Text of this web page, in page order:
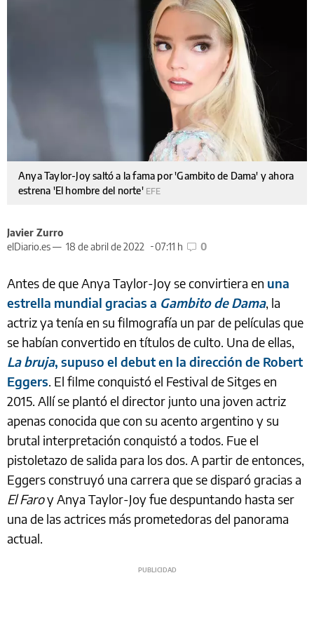
Anya Taylor-Joy saltó a la fama por 'Gambito de Dama' y ahora
estrena 'El hombre del norte' EFE
Javier Zurro
elDiario.es — 18 de abril de 2022 07:11 h 0
Antes de que Anya Taylor-Joy se convirtiera en una
estrella mundial gracias a Gambito de Dama, la
actriz ya tenía en su filmografía un par de películas que
se habían convertido en títulos de culto. Una de ellas,
La bruja, supuso el debut en la dirección de Robert
Eggers. El filme conquistó el Festival de Sitges en
2015. Allí se plantó el director junto una joven actriz
apenas conocida que con su acento argentino y su
brutal interpretación conquistó a todos. Fue el
pistoletazo de salida para los dos. A partir de entonces,
Eggers construyó una carrera que se disparó gracias a
El Faroy Anya Taylor-Joy fue despuntando hasta ser
una de las actrices más prometedoras del panorama
actual.